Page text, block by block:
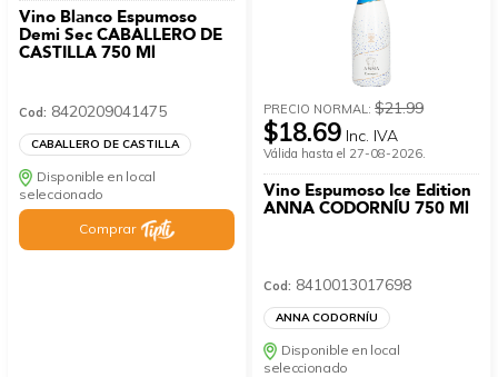
Vino Blanco Espumoso
Demi Sec CABALLERO DE
CASTILLA 750 Ml
Cod: 8420209041475
CABALLERO DE CASTILLA
Disponible en local
seleccionado
Comprar
PRECIO NORMAL:$21.99
$18.69 Inc. IVA
Válida hasta el 27-08-2026.
Vino Espumoso Ice Edition
ANNA CODORNÍU 750 Ml
Cod: 8410013017698
ANNA CODORNÍU
Disponible en local
seleccionado